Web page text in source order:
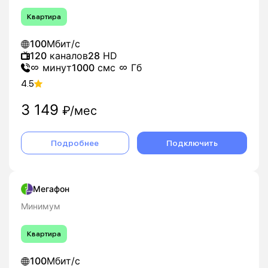
Квартира
100Мбит/с
120 каналов28 HD
минут1000 смс Гб
4.5
3 149 ₽/мес
Подробнее Подключить
Мегафон
Минимум
Квартира
100Мбит/с